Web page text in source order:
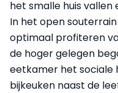
het smalle huis vallen
In het open
optimaal profiteren
de hoger gelegen
eetkamer het sociale
bijkeuken naast de